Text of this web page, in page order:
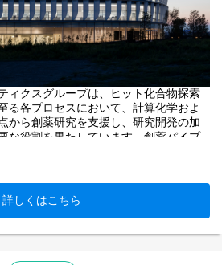
ィクスグループは、ヒット化合物探索
る各プロセスにおいて、計算化学およ
から創薬研究を支援し、研究開発の加
な役割を果たしています。創薬パイプ
技術を活用し、創薬研究を戦略的に推
る中核的な立場として、データと計算
創出に貢献したい方をお待ちしていま
詳しくはこちら